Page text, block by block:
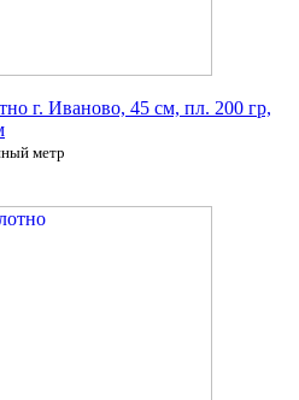
г. Иваново, 45 см, пл. 200 гр,
метр